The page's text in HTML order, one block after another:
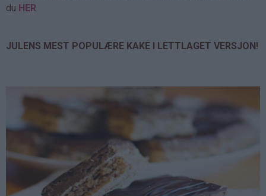
du HER.
JULENS MEST POPULÆRE KAKE I LETTLAGET VERSJON!